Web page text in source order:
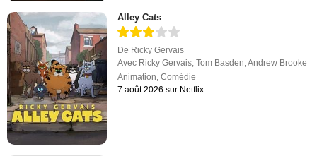
Alley Cats
De Ricky Gervais
Avec Ricky Gervais ,Tom Basden ,Andrew Brooke
Animation ,Comédie
7 août 2026 sur Netflix